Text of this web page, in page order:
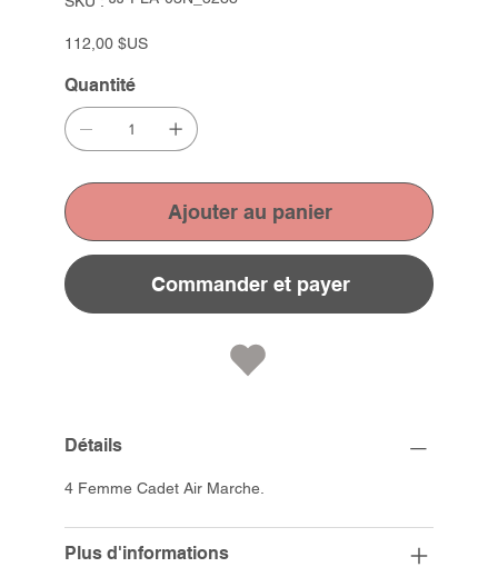
JJ-
Prix
112,00 $US
Quantité
Ajouter au panier
Commander et payer
Détails
4 Femme Cadet Air Marche.
Plus d'informations